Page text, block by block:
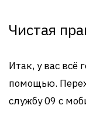
Чистая
Итак, у вас всё
помощью.
службу 09 с